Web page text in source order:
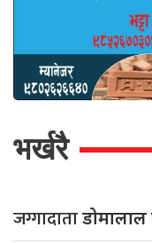
भर्खरै
जग्गादाता